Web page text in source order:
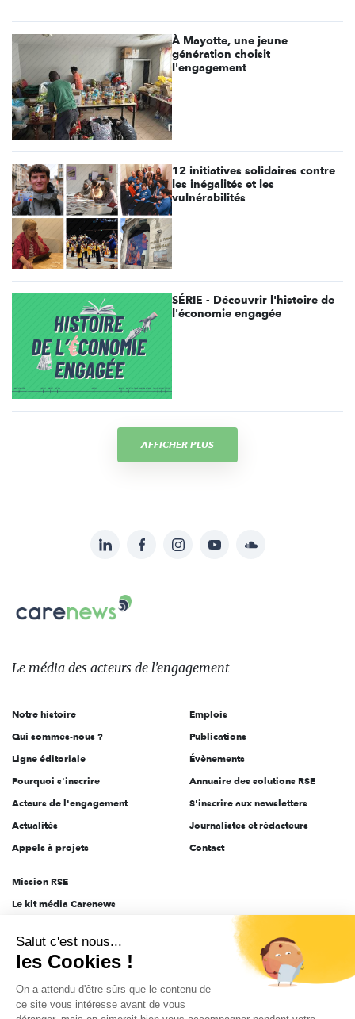
À Mayotte, une jeune
génération choisit
l'engagement
12 initiatives solidaires contre
les inégalités et les
vulnérabilités
SÉRIE - Découvrir l'histoire de
l'économie engagée
AFFICHER PLUS
sur:
LinkedInFacebookInstagramYouTubeSoundcloud
Carenews,
Le
des
l'engagement
Le média des acteurs de l'engagement
Notre histoire
Qui sommes-nous ?
Ligne éditoriale
Pourquoi s'inscrire
Acteurs de l'engagement
Actualités
Appels à projets
Emplois
Publications
Évènements
Annuaire des solutions RSE
S'inscrire aux newsletters
Journalistes et rédacteurs
Contact
Mission RSE
Le kit média Carenews
AEF info
Novethic
PRODURABLE
Inclusiv Day
Salut c'est nous...
les Cookies !
On a attendu d'être sûrs que le contenu de
ce site vous intéresse avant de vous